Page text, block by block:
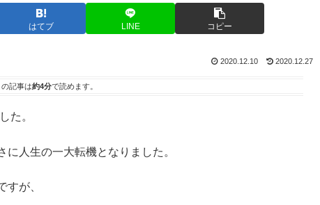
はてブ LINE コピー
2020.12.10 2020.12.27
の記事は約4分で読めます。
た。
さに人生の一大転機となりました。
が、